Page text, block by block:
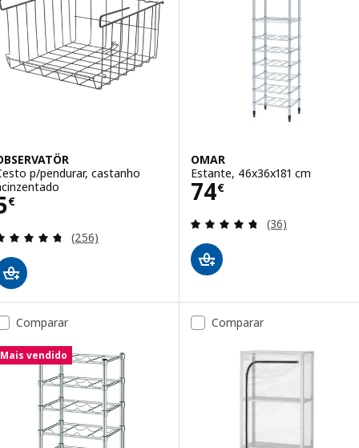
p/pendurar, castanho
€ 5€
Avaliação: 4.7 fora de 5 estrelas. Total de
(256)
OMAR
Estante, 46x36x181 cm
74€
Preço 74€
Avaliação: 4.7
(36)
Comparar
Mais vendido
Comparar